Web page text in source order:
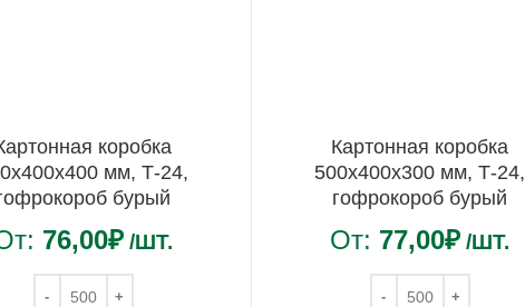
коробка
мм, Т-24,
бурый
76,00₽ /ШТ.
Картонная коробка
500х400х300 мм, Т-24,
гофрокороб бурый
От: 77,00₽ /ШТ.